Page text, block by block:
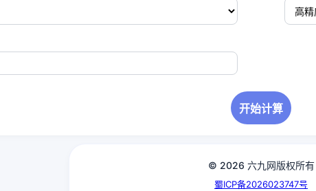
开始计算
© 2026 六九网版权所有
蜀ICP备2026023747号